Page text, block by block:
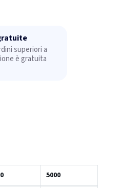
superiori a
è gratuita
5000